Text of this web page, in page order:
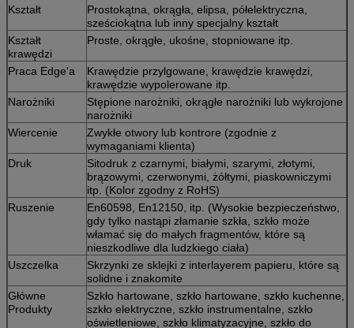
Kształt
Prostokątna, okrągła, elipsa, półelektryczna,
sześciokątna lub inny specjalny kształt
Kształt
krawędzi
Proste, okrągłe, ukośne, stopniowane itp.
Praca Edge'a
Krawędzie przylgowane, krawędzie krawędzi,
krawędzie wypolerowane itp.
Narożniki
Stępione narożniki, okrągłe narożniki lub wykrojone
narożniki
Wiercenie
Zwykłe otwory lub kontrore (zgodnie z
wymaganiami klienta)
Druk
Sitodruk z czarnymi, białymi, szarymi, złotymi,
brązowymi, czerwonymi, żółtymi, piaskowniczymi
itp. (Kolor zgodny z RoHS)
Ruszenie
En60598, En12150, itp. (Wysokie bezpieczeństwo,
gdy tylko nastąpi złamanie szkła, szkło może
włamać się do małych fragmentów, które są
nieszkodliwe dla ludzkiego ciała)
Uszczelka
Skrzynki ze sklejki z interlayerem papieru, które są
solidne i znakomite
Główne
Produkty
Szkło hartowane, szkło hartowane, szkło kuchenne,
szkło elektryczne, szkło instrumentalne, szkło
oświetleniowe, szkło klimatyzacyjne, szkło do